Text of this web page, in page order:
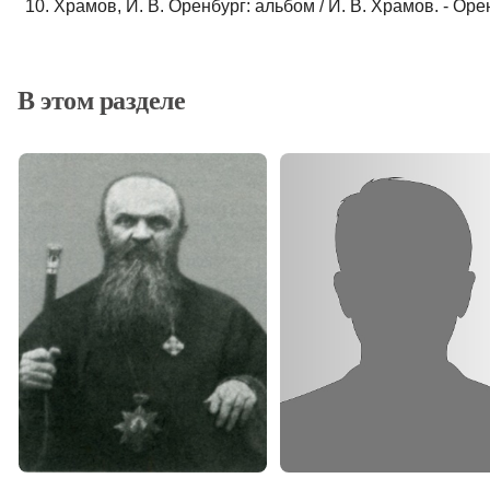
10. Храмов, И. В. Оренбург: альбом / И. В. Храмов. -
В этом разделе